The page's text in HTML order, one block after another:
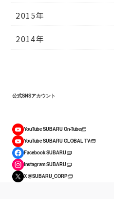
2015年
2014年
公式SNSアカウント
YouTube SUBARU On-Tube
YouTube SUBARU GLOBAL TV
Facebook SUBARU
Instagram SUBARU
X @SUBARU_CORP